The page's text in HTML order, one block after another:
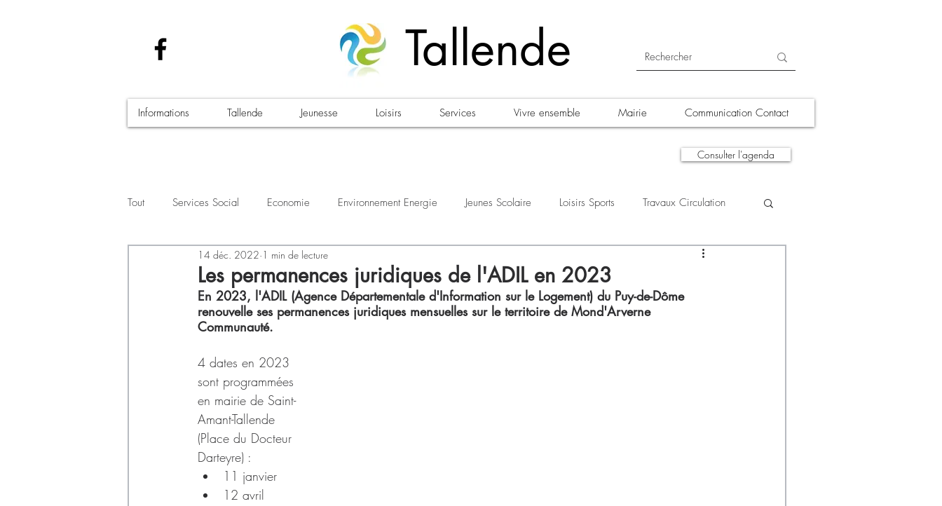
Tallende
Informations Tallende Jeunesse Loisirs Services Vivre ensemble Mairie Communication Contact
Consulter l'agenda
Tout Services Social Economie Environnement Energie Jeunes Scolaire Loisirs Sports Travaux Circulation
Santé - Covid-19 Culture Manifestations A la une
Les permanences juridiques de l'ADIL en 2023
14 déc. 2022 1 min de lecture
En 2023, l'ADIL (Agence Départementale d'Information sur le Logement) du Puy-de-Dôme
renouvelle ses permanences juridiques mensuelles sur le territoire de Mond'Arverne
Communauté.
4 dates en 2023
sont programmées
en mairie de Saint-
Amant-Tallende
(Place du Docteur
Darteyre) :
11 janvier
12 avril